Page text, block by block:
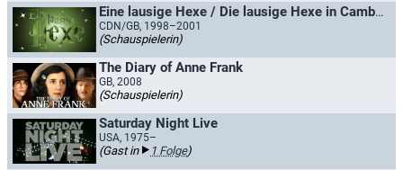
Eine lausige Hexe / Die lausige Hexe in Cambridge
CDN/GB, 1998–2001
(Schauspielerin)
The Diary of Anne Frank
GB, 2008
(Schauspielerin)
Saturday Night Live
USA, 1975–
(Gast in 1 Folge)